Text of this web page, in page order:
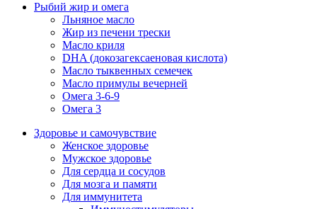
Рыбий жир и омега
Льняное масло
Жир из печени трески
Масло криля
DHA (докозагексаеновая кислота)
Масло тыквенных семечек
Масло примулы вечерней
Омега 3-6-9
Омега 3
Здоровье и самочувствие
Женское здоровье
Мужское здоровье
Для сердца и сосудов
Для мозга и памяти
Для иммунитета